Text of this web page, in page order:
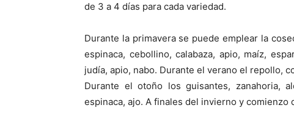
de 3 a 4 días para cada variedad.
Durante la primavera se puede emplear la
espinaca, cebollino, calabaza, apio, maíz,
judía, apio, nabo. Durante el verano el repollo,
Durante el otoño los guisantes, zanahoria,
espinaca, ajo. A finales del invierno y